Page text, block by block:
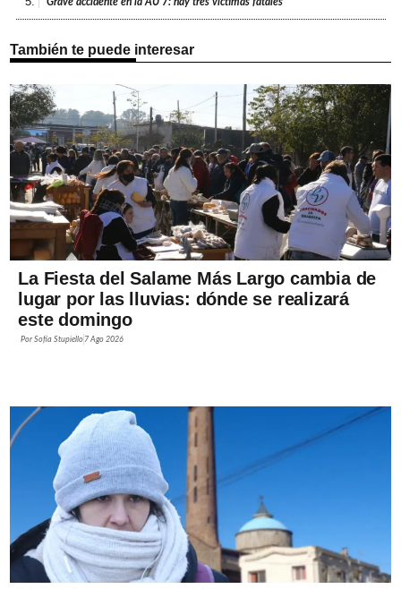
También te puede interesar
La Fiesta del Salame Más Largo cambia de
lugar por las lluvias: dónde se realizará
este domingo
PorSofía Stupiello 7 Ago 2026